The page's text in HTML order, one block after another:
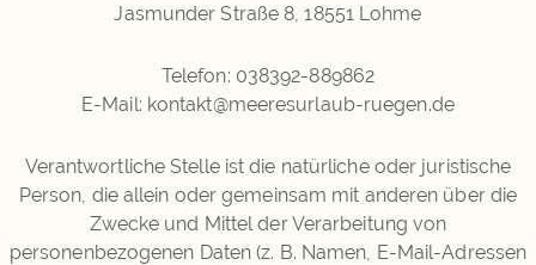
Jasmunder Straße 8, 18551 Lohme
Telefon: 038392-889862
E-Mail: kontakt@meeresurlaub-ruegen.de
Verantwortliche Stelle ist die natürliche oder juristische
Person, die allein oder gemeinsam mit anderen über die
Zwecke und Mittel der Verarbeitung von
personenbezogenen Daten (z. B. Namen, E-Mail-Adressen